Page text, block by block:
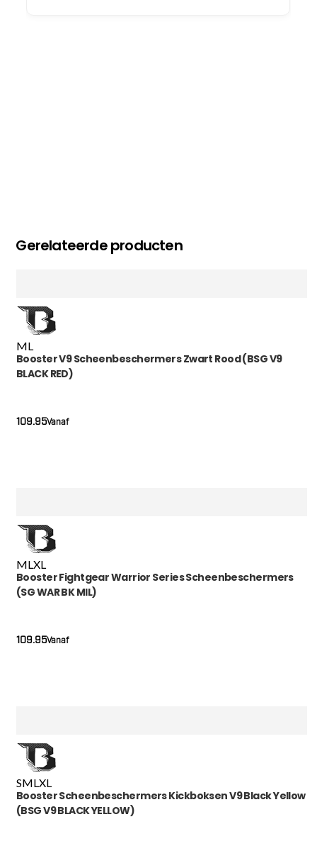
Gerelateerde producten
ML
Booster V9 Scheenbeschermers Zwart Rood (BSG V9
BLACK RED)
Vanaf
109.95
MLXL
Booster Fightgear Warrior Series Scheenbeschermers
(SG WAR BK MIL)
Vanaf
109.95
SMLXL
Booster Scheenbeschermers Kickboksen V9 Black Yellow
(BSG V9 BLACK YELLOW)